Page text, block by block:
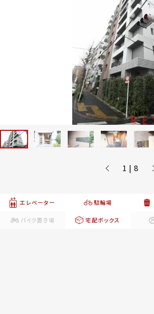
1 | 8
エレベーター 駐輪場
バイク置き場 宅配ボックス